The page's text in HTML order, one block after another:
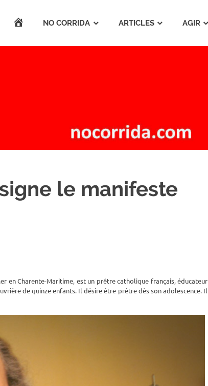
ACCUEILNO CORRIDA ARTICLES AGIR
le manifeste
en Charente-Maritime, est un prêtre catholique français, éducateur
de quinze enfants. Il désire être prêtre dès son adolescence. Il